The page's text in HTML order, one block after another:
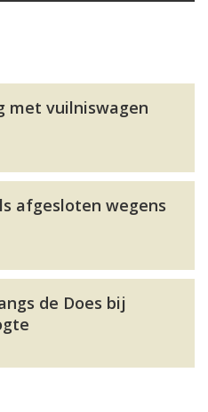
met vuilniswagen
afgesloten wegens
de Does bij